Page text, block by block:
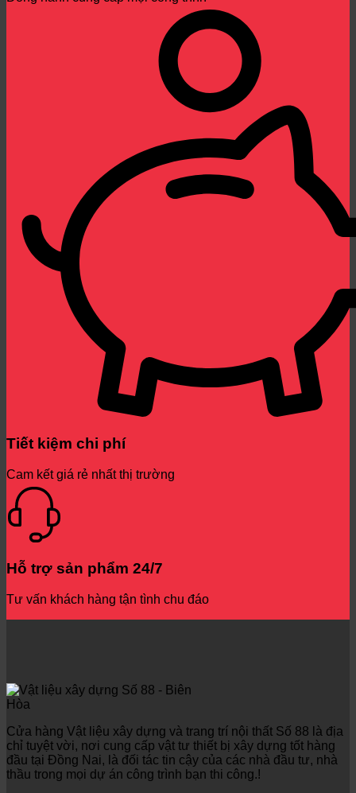
Tiết kiệm chi phí
Cam kết giá rẻ nhất thị trường
Hỗ trợ sản phẩm 24/7
Tư vấn khách hàng tận tình chu đáo
Cửa hàng Vật liệu xây dựng và trang trí nội thất Số 88 là địa
chỉ tuyệt vời, nơi cung cấp vật tư thiết bị xây dựng tốt hàng
đầu tại Đồng Nai, là đối tác tin cậy của các nhà đầu tư, nhà
thầu trong mọi dự án công trình bạn thi công.!